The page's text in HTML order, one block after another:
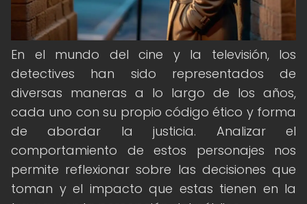
En el mundo del cine y la televisión, los
detectives han sido representados de
diversas maneras a lo largo de los años,
cada uno con su propio código ético y forma
de abordar la justicia. Analizar el
comportamiento de estos personajes nos
permite reflexionar sobre las decisiones que
toman y el impacto que estas tienen en la